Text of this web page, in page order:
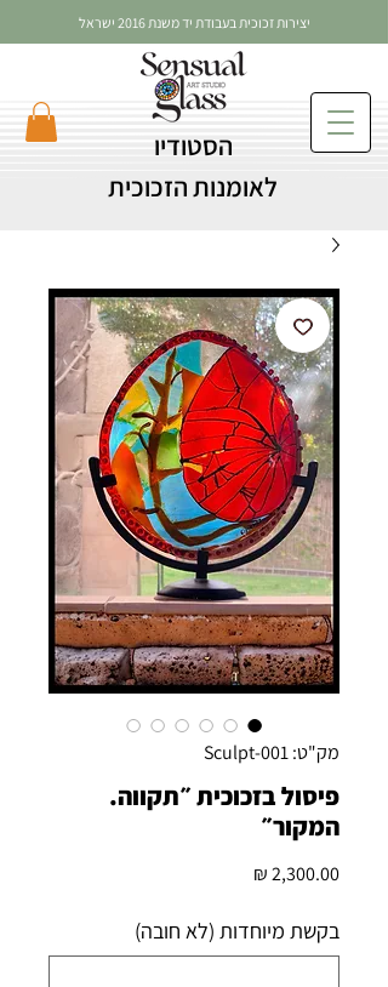
הסטודיו
לאומנות הזכוכית
יצירות זכוכית בעבודת יד משנת 2016 ישראל
מק"ט: Sculpt-001
פיסול בזכוכית ״תקווה.
המקור״
בקשת מיוחדות (לא חובה)